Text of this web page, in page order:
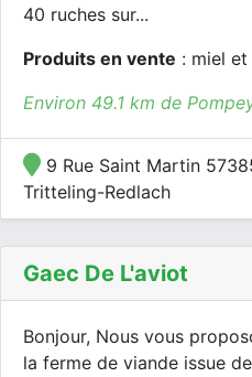
40 ruches sur...
Produits en vente : miel
Environ 49.1 km de
9 Rue Saint Martin
Tritteling-Redlach
Gaec De L'aviot
Bonjour, Nous vous
la ferme de viande issue